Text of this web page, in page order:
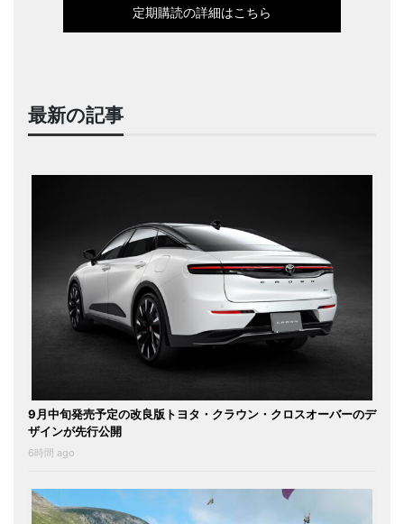
定期購読の詳細はこちら
最新の記事
9月中旬発売予定の改良版トヨタ・クラウン・クロスオーバーのデ
ザインが先行公開
6時間 ago